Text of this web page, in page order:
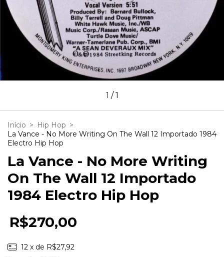
1 /1
Início > Hip Hop >
La Vance - No More Writing On The Wall 12 Importado 1984
Electro Hip Hop
La Vance - No More Writing
On The Wall 12 Importado
1984 Electro Hip Hop
R$270,00
12 x de R$27,92